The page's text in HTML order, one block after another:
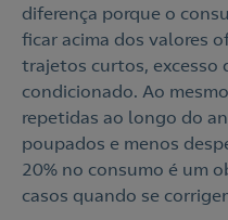
diferença porque o
ficar acima dos valores
trajetos curtos, excesso
condicionado. Ao
repetidas ao longo do
poupados e menos
20% no consumo é um
casos quando se